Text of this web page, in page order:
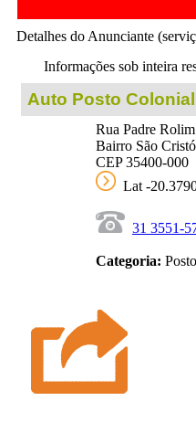
Detalhes do Anunciante
Informações sob inteira
Auto Posto Colonial
Rua Padre
Bairro São
CEP 35400-000
Lat -
31 3551-
Categoria: